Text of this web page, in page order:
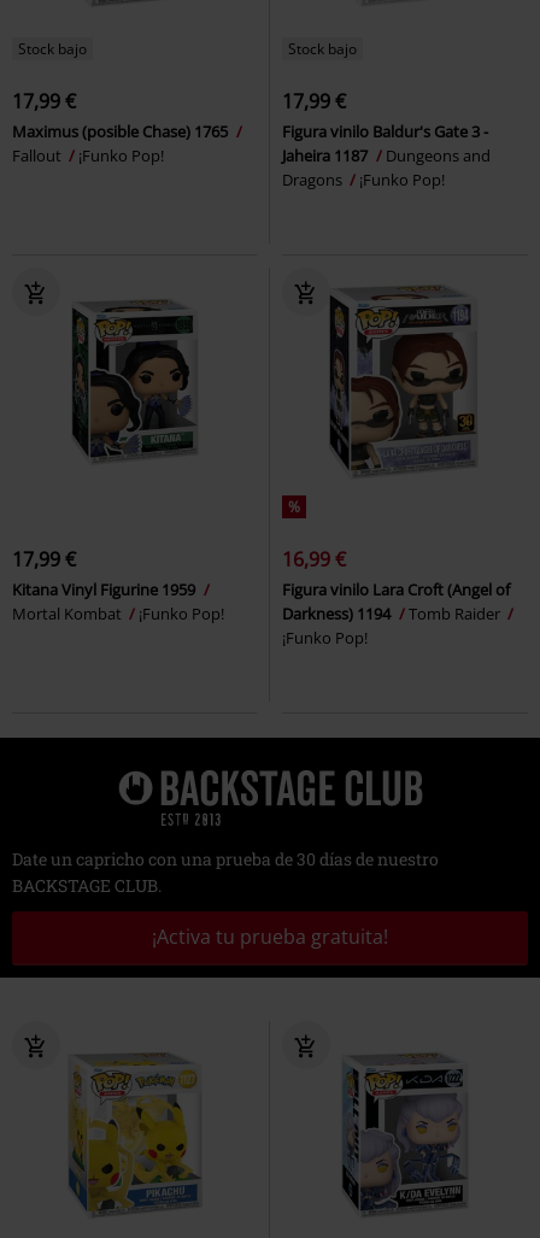
Stock bajo
17,99 €
Maximus (posible Chase) 1765
Fallout
¡Funko Pop!
Stock bajo
17,99 €
Figura vinilo Baldur's Gate 3 -
Jaheira 1187
Dungeons and
Dragons
¡Funko Pop!
17,99 €
Kitana Vinyl Figurine 1959
Mortal Kombat
¡Funko Pop!
%
16,99 €
Figura vinilo Lara Croft (Angel of
Darkness) 1194
Tomb Raider
¡Funko Pop!
Date un capricho con una prueba de 30 días de nuestro
BACKSTAGE CLUB.
¡Activa tu prueba gratuita!